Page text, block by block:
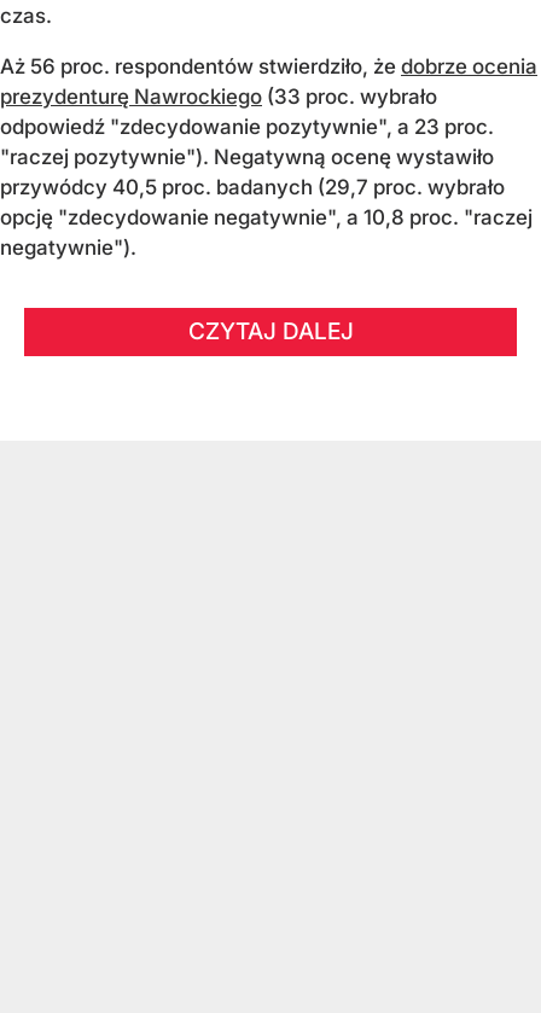
czas.
Aż 56 proc. respondentów stwierdziło, że dobrze ocenia
prezydenturę Nawrockiego (33 proc. wybrało
odpowiedź "zdecydowanie pozytywnie", a 23 proc.
"raczej pozytywnie"). Negatywną ocenę wystawiło
przywódcy 40,5 proc. badanych (29,7 proc. wybrało
opcję "zdecydowanie negatywnie", a 10,8 proc. "raczej
negatywnie").
CZYTAJ DALEJ